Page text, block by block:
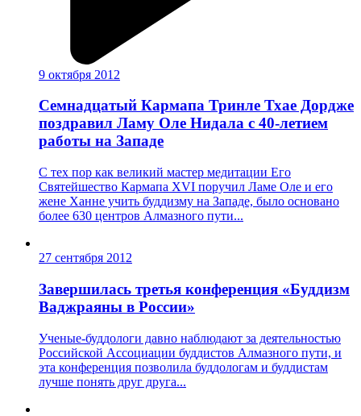
9 октября 2012
Семнадцатый Кармапа Тринле Тхае Дордже
поздравил Ламу Оле Нидала с 40-летием
работы на Западе
С тех пор как великий мастер медитации Его
Святейшество Кармапа XVI поручил Ламе Оле и его
жене Ханне учить буддизму на Западе, было основано
более 630 центров Алмазного пути...
27 сентября 2012
Завершилась третья конференция «Буддизм
Ваджраяны в России»
Ученые-буддологи давно наблюдают за деятельностью
Российской Ассоциации буддистов Алмазного пути, и
эта конференция позволила буддологам и буддистам
лучше понять друг друга...